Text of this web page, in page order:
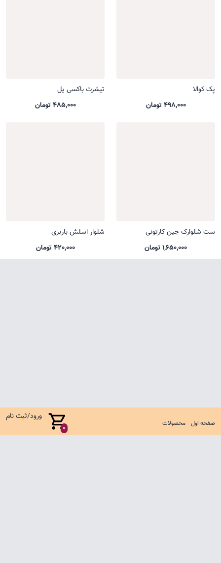
صفحه اول محصولات 0
ورود/ثبت نام
پک کوالا
498,000 تومان
تیشرت باکسی یل
485,000 تومان
ست شلوارک جین کارتونی
1,650,000 تومان
شلوار اسلش باربری
420,000 تومان